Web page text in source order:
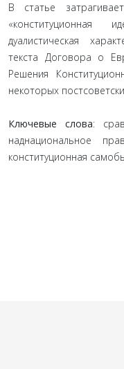
В статье
«конституционная
дуалистическая
текста Договора о
Решения
некоторых
Ключевые слова:
наднациональное
конституционная